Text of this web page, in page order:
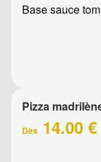
Base sauce
Pizza
Dès 14.00 €